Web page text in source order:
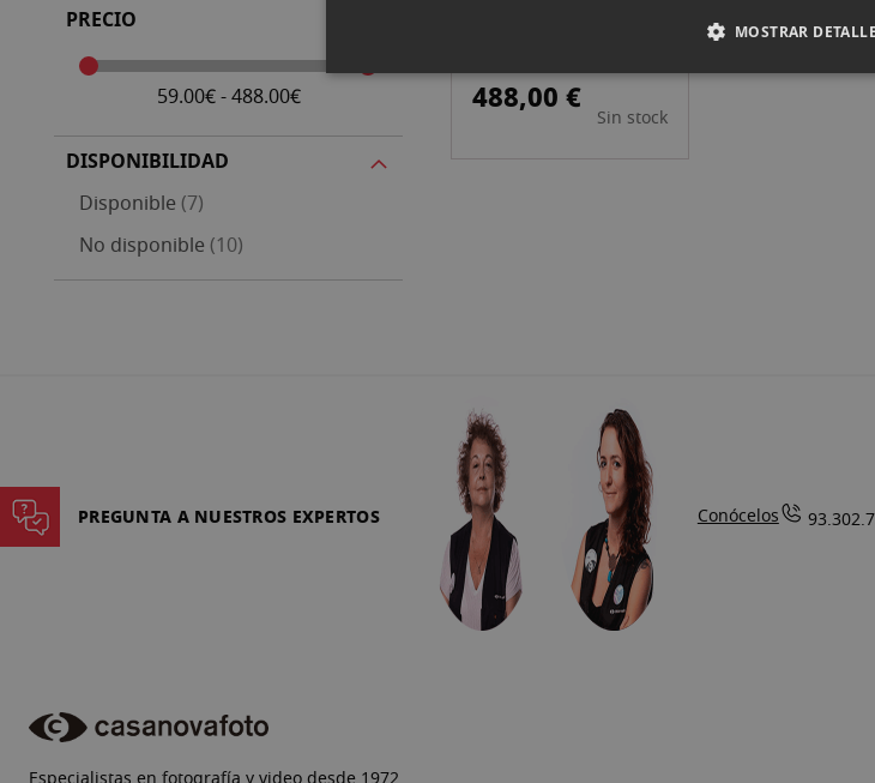
PRECIO
59.00€ - 488.00€
DISPONIBILIDAD
Disponible 7
artículos
No disponible 10
artículos
488,00 €
Sin stock
PREGUNTA A NUESTROS EXPERTOS Conócelos
MOSTRAR